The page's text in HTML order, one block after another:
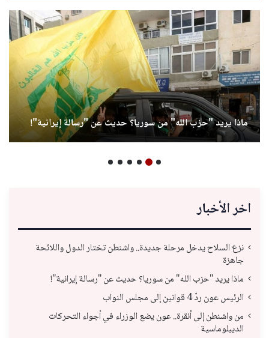
ماذا يريد "حزب الله" من سوريا؟ حديث عن "رسالة إيرانية"!
اخر الأخبار
نزع السلاح يدخل مرحلة جديدة.. واشنطن تختار الدول واللائحة
جاهزة
ماذا يريد "حزب الله" من سوريا؟ حديث عن "رسالة إيرانية"!
الرئيس عون ردّ 4 قوانين إلى مجلس النواب
من واشنطن إلى أنقرة.. عون يضع الوزراء في أجواء التحركات
الديبلوماسية